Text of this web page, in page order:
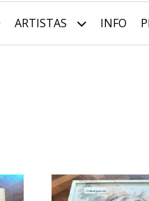
ARTISTAS INFO